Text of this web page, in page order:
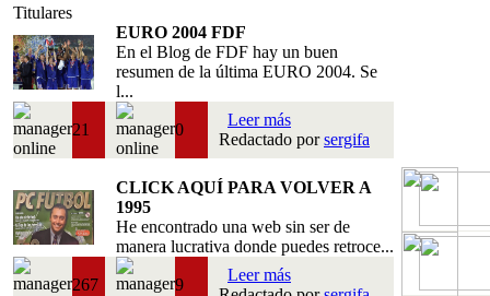
Titulares
EURO 2004 FDF
En el Blog de FDF hay un buen
resumen de la última EURO 2004. Se
l...
21 0
Leer más
Redactado porsergifa
CLICK AQUÍ PARA VOLVER A
1995
He encontrado una web sin ser de
manera lucrativa donde puedes retroce...
267 9
Leer más